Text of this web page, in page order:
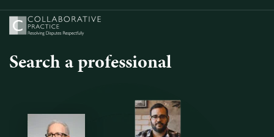
Search a professional